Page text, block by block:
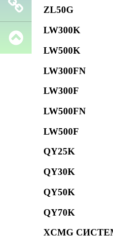
ZL50G
LW300K
LW500K
LW300FN
LW300F
LW500FN
LW500F
QY25K
QY30K
QY50K
QY70K
XCMG
Facebook
Запчасти